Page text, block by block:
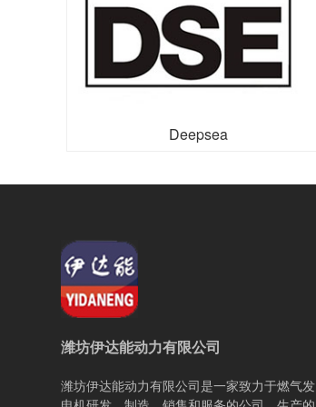
Deepsea
潍坊伊达能动力有限公司
潍坊伊达能动力有限公司是一家致力于燃气发